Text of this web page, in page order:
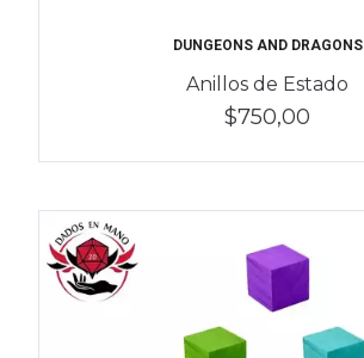
DUNGEONS AND DRAGONS
Anillos de Estado
$750,00